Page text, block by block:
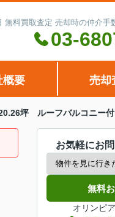
料買取査定 売却時の仲介手
03-
概要 売却
坪 ルーフバルコニー付
お気軽にお
無料
オリンピ